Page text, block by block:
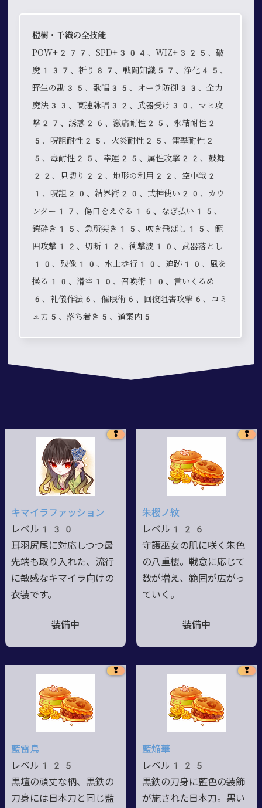
橙樹・千織の全技能
POW+277、SPD+304、WIZ+325、破
魔137、祈り87、戦闘知識57、浄化45、
野生の勘35、歌唱35、オーラ防御33、全力
魔法33、高速詠唱32、武器受け30、マヒ攻
撃27、誘惑26、激痛耐性25、氷結耐性2
5、呪詛耐性25、火炎耐性25、電撃耐性2
5、毒耐性25、幸運25、属性攻撃22、鼓舞
22、見切り22、地形の利用22、空中戦2
1、呪詛20、結界術20、式神使い20、カウ
ンター17、傷口をえぐる16、なぎ払い15、
鎧砕き15、急所突き15、吹き飛ばし15、範
囲攻撃12、切断12、衝撃波10、武器落とし
10、残像10、水上歩行10、追跡10、風を
操る10、滑空10、召喚術10、言いくるめ
6、礼儀作法6、催眠術6、回復阻害攻撃6、コミ
ュ力5、落ち着き5、道案内5
❢
キマイラファッション
レベル130
耳羽尻尾に対応しつつ最
先端も取り入れた、流行
に敏感なキマイラ向けの
衣装です。
装備中
❢
朱櫻ノ紋
レベル126
守護巫女の肌に咲く朱色
の八重櫻。戦意に応じて
数が増え、範囲が広がっ
ていく。
装備中
❢
藍雷鳥
レベル125
黒壇の頑丈な柄、黒鉄の
刀身には日本刀と同じ藍
❢
藍焔華
レベル125
黒鉄の刀身に藍色の装飾
が施された日本刀。黒い